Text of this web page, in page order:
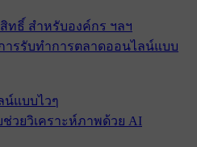
ทธิ์ สำหรับองค์กร ฯลฯ
น์แบบไวๆ